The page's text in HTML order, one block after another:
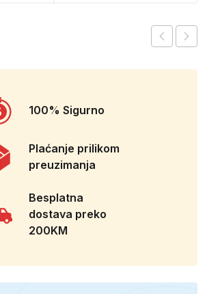
100% Sigurno
Plaćanje prilikom
preuzimanja
Besplatna
dostava preko
200KM